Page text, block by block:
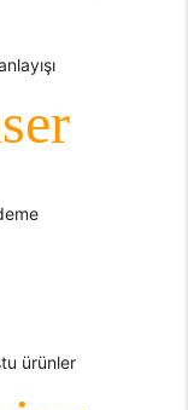
ürünler